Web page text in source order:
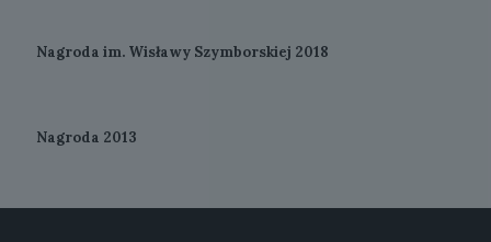
Nagroda im. Wisławy Szymborskiej 2018
Nagroda 2013